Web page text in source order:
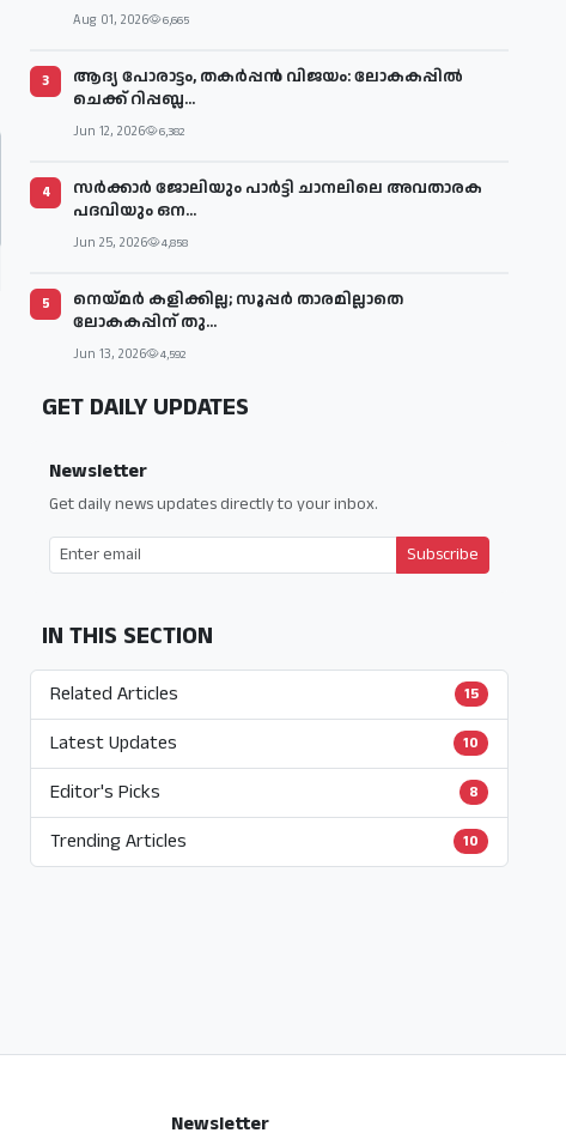
Aug 01, 2026 6,665
3
ആദ്യ പോരാട്ടം, തകർപ്പൻ വിജയം: ലോകകപ്പിൽ
ചെക്ക് റിപ്പബ്ല...
Jun 12, 2026 6,382
4
സര്‍ക്കാര്‍ ജോലിയും പാര്‍ട്ടി ചാനലിലെ അവതാരക
പദവിയും ഒന...
Jun 25, 2026 4,858
5
നെയ്മര്‍ കളിക്കില്ല; സൂപ്പര്‍ താരമില്ലാതെ
ലോകകപ്പിന് തു...
Jun 13, 2026 4,592
GET DAILY UPDATES
Newsletter
Get daily news updates directly to your inbox.
Subscribe
IN THIS SECTION
Related Articles 15
Latest Updates 10
Editor's Picks 8
Trending Articles 10
Newsletter